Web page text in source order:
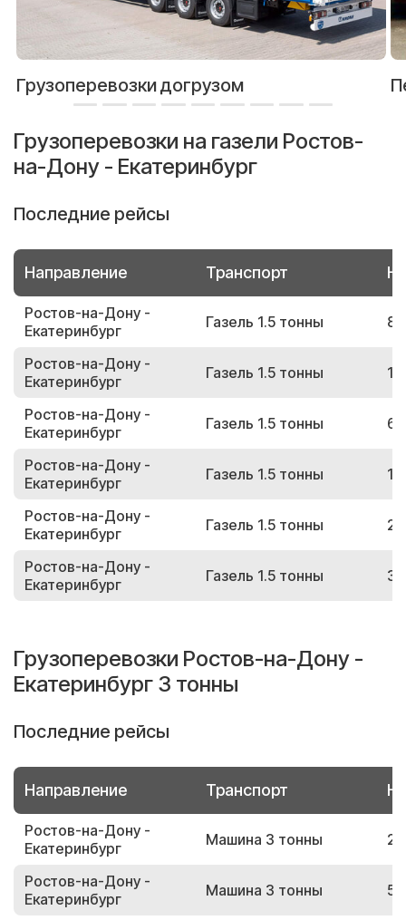
Грузоперевозки догрузом
Грузоперевозки на газели Ростов-
на-Дону - Екатеринбург
Последние рейсы
Направление Транспорт
Ростов-на-Дону -
Екатеринбург
Газель 1.5 тонны
Ростов-на-Дону -
Екатеринбург
Газель 1.5 тонны
Ростов-на-Дону -
Екатеринбург
Газель 1.5 тонны
Ростов-на-Дону -
Екатеринбург
Газель 1.5 тонны
Ростов-на-Дону -
Екатеринбург
Газель 1.5 тонны
Ростов-на-Дону -
Екатеринбург
Газель 1.5 тонны
Грузоперевозки Ростов-на-Дону -
Екатеринбург 3 тонны
Последние рейсы
Направление Транспорт
Ростов-на-Дону -
Екатеринбург
Машина 3 тонны
Ростов-на-Дону -
Екатеринбург
Машина 3 тонны